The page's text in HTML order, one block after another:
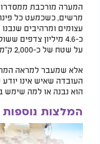
המערה מורכבת
מרשים, כשכמעט כל
עצומים ומרהיבים
כ-4.6 מיליון
על שטח של כ-2,000 ק"מ.
אלא שמעבר למראה
העובדה שאיש אינו
הוא נבנה או למה שימש
המלצות נוספות